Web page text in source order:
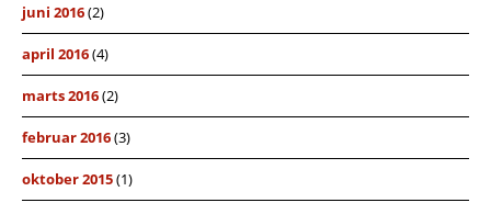
juni 2016(2)
april 2016(4)
marts 2016(2)
februar 2016(3)
oktober 2015(1)